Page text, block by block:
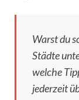
Warst du
Städte
welche
jederzeit